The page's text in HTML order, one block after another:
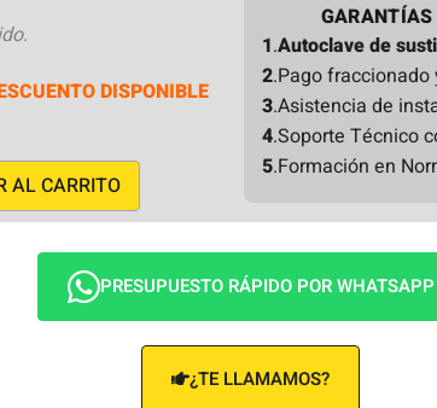
DISPONIBLE
AL CARRITO
1.Autoclave de
2.Pago fraccionado
3.Asistencia de
4.Soporte Técnico
5.Formación en
PRESUPUESTO RÁPIDO POR WHATSAPP
¿TE LLAMAMOS?